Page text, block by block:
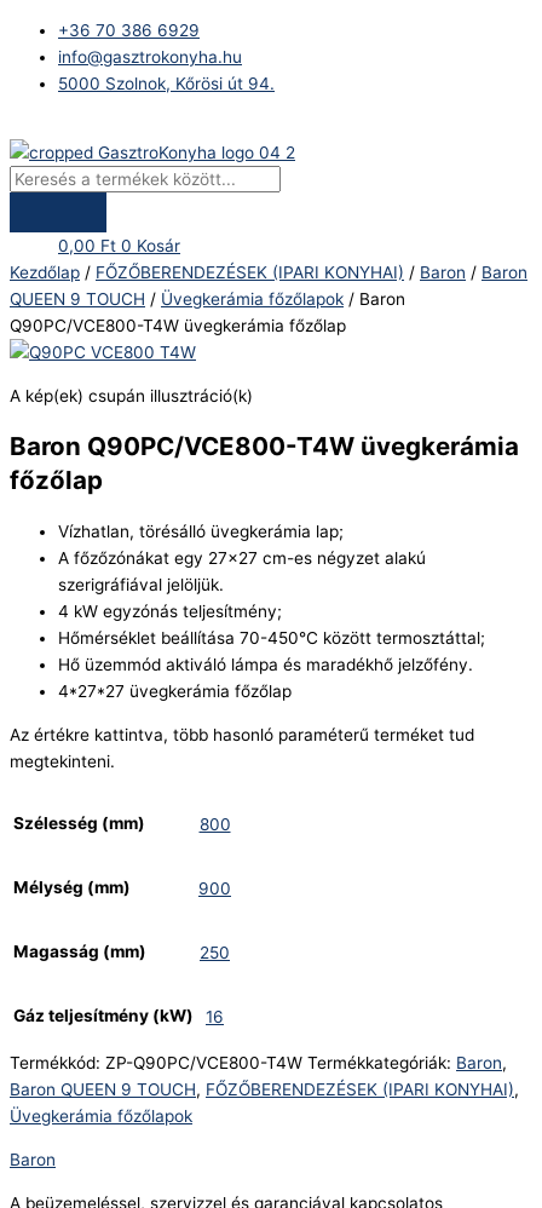
content
+36 70 386 6929
info@gasztrokonyha.hu
5000 Szolnok, Kőrösi út 94.
search
0,00 Ft 0 Kosár
Kezdőlap / FŐZŐBERENDEZÉSEK (IPARI KONYHAI) / Baron / Baron
QUEEN 9 TOUCH / Üvegkerámia főzőlapok / Baron
Q90PC/VCE800-T4W üvegkerámia főzőlap
A kép(ek) csupán illusztráció(k)
Baron Q90PC/VCE800-T4W üvegkerámia
főzőlap
Vízhatlan, törésálló üvegkerámia lap;
A főzőzónákat egy 27×27 cm-es négyzet alakú
szerigráfiával jelöljük.
4 kW egyzónás teljesítmény;
Hőmérséklet beállítása 70-450°C között termosztáttal;
Hő üzemmód aktiváló lámpa és maradékhő jelzőfény.
4*27*27 üvegkerámia főzőlap
Az értékre kattintva, több hasonló paraméterű terméket tud
megtekinteni.
Szélesség (mm) 800
Mélység (mm) 900
Magasság (mm) 250
Gáz teljesítmény (kW) 16
Termékkód: ZP-Q90PC/VCE800-T4W Termékkategóriák: Baron,
Baron QUEEN 9 TOUCH, FŐZŐBERENDEZÉSEK (IPARI KONYHAI),
Üvegkerámia főzőlapok
Baron
A beüzemeléssel, szervizzel és garanciával kapcsolatos
Q90PC/VCE800-
T4W
üvegkerámia
mennyiség